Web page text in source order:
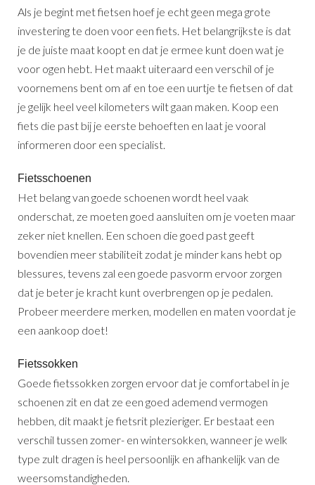
Als je begint met fietsen hoef je echt geen mega grote
investering te doen voor een fiets. Het belangrijkste is dat
je de juiste maat koopt en dat je ermee kunt doen wat je
voor ogen hebt. Het maakt uiteraard een verschil of je
voornemens bent om af en toe een uurtje te fietsen of dat
je gelijk heel veel kilometers wilt gaan maken. Koop een
fiets die past bij je eerste behoeften en laat je vooral
informeren door een specialist.
Fietsschoenen
Het belang van goede schoenen wordt heel vaak
onderschat, ze moeten goed aansluiten om je voeten maar
zeker niet knellen. Een schoen die goed past geeft
bovendien meer stabiliteit zodat je minder kans hebt op
blessures, tevens zal een goede pasvorm ervoor zorgen
dat je beter je kracht kunt overbrengen op je pedalen.
Probeer meerdere merken, modellen en maten voordat je
een aankoop doet!
Fietssokken
Goede fietssokken zorgen ervoor dat je comfortabel in je
schoenen zit en dat ze een goed ademend vermogen
hebben, dit maakt je fietsrit plezieriger. Er bestaat een
verschil tussen zomer- en wintersokken, wanneer je welk
type zult dragen is heel persoonlijk en afhankelijk van de
weersomstandigheden.